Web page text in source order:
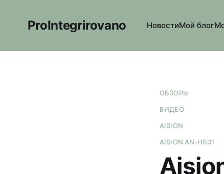
ProIntegrirovano НовостиМой блог
ОБЗОРЫ
ВИДЕО
AISION
AISION AN-HS01